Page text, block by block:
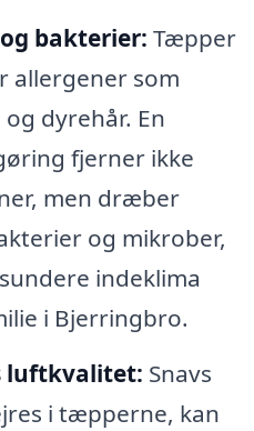
bakterier: Tæpper
allergener som
dyrehår. En
fjerner ikke
men dræber
og mikrober,
indeklima
i Bjerringbro.
luftkvalitet: Snavs
i tæpperne, kan